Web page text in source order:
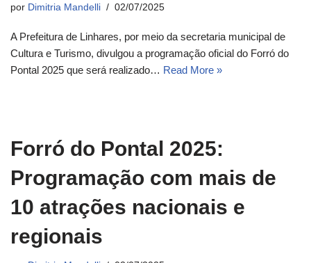
por Dimitria Mandelli 02/07/2025
A Prefeitura de Linhares, por meio da secretaria municipal de
Cultura e Turismo, divulgou a programação oficial do Forró do
Pontal 2025 que será realizado… Read More »
Forró do Pontal 2025:
Programação com mais de
10 atrações nacionais e
regionais